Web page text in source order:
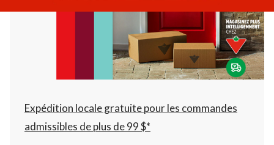
Fermeture
à
22:00
cliquer
pour
changer
Expédition locale gratuite pour les commandes
admissibles de plus de 99 $*